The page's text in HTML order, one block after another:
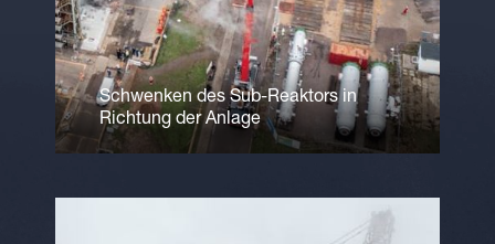
Schwenken des Sub-Reaktors in
Richtung der Anlage